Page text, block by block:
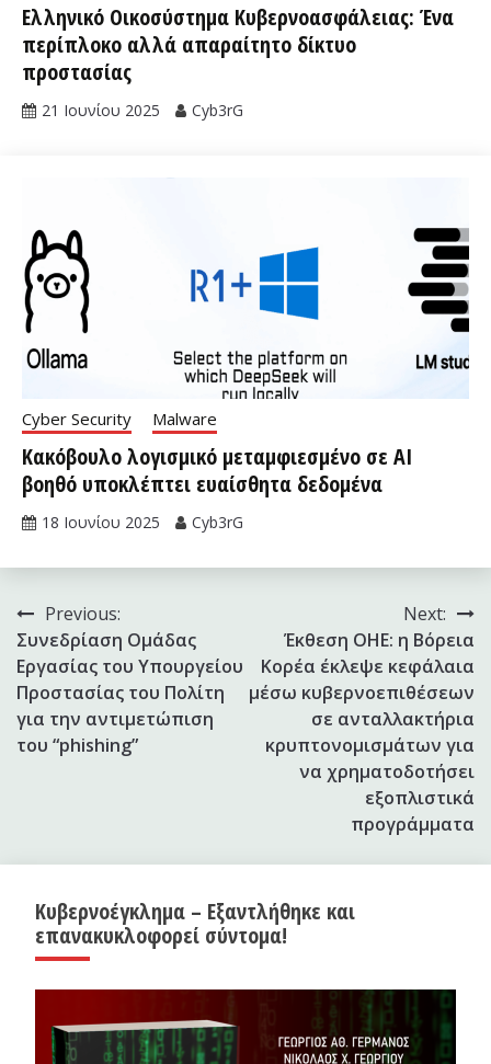
Ελληνικό Οικοσύστημα Κυβερνοασφάλειας: Ένα
περίπλοκο αλλά απαραίτητο δίκτυο
προστασίας
21 Ιουνίου 2025 Cyb3rG
Cyber Security Malware
Κακόβουλο λογισμικό μεταμφιεσμένο σε AI
βοηθό υποκλέπτει ευαίσθητα δεδομένα
18 Ιουνίου 2025 Cyb3rG
Πλοήγηση
άρθρων
Previous:
Συνεδρίαση Ομάδας
Εργασίας του Υπουργείου
Προστασίας του Πολίτη
για την αντιμετώπιση
του “phishing”
Next:
Έκθεση ΟΗΕ: η Βόρεια
Κορέα έκλεψε κεφάλαια
μέσω κυβερνοεπιθέσεων
σε ανταλλακτήρια
κρυπτονομισμάτων για
να χρηματοδοτήσει
εξοπλιστικά
προγράμματα
Κυβερνοέγκλημα – Εξαντλήθηκε και
επανακυκλοφορεί σύντομα!